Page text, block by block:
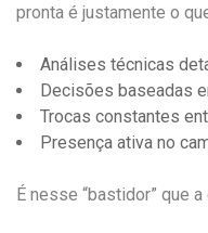
pronta é justamente o
Análises técnicas
Decisões baseadas
Trocas constantes
Presença ativa no
É nesse “bastidor” que